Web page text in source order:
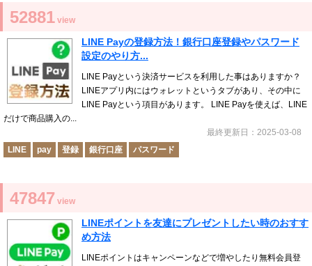
52881 view
LINE Payの登録方法！銀行口座登録やパスワード
設定のやり方...
LINE Payという決済サービスを利用した事はありますか？
LINEアプリ内にはウォレットというタブがあり、その中に
LINE Payという項目があります。 LINE Payを使えば、LINE
だけで商品購入の...
最終更新日：2025-03-08
LINE
pay 登録 銀行口座 パスワード
47847 view
LINEポイントを友達にプレゼントしたい時のおすす
め方法
LINEポイントはキャンペーンなどで増やしたり無料会員登